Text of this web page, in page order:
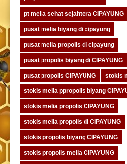
pt melia sehat sejahtera CIPAYUNG
pusat melia biyang di cipayung
pusat melia propolis di cipayung
pusat propolis biyang di CIPAYUNG
pusat propolis CIPAYUNG stokis
stokis melia ppropolis biyang
stokis melia propolis CIPAYUNG
stokis melia propolis di CIPAYUNG
stokis propolis biyang CIPAYUNG
stokis propolis melia CIPAYUNG